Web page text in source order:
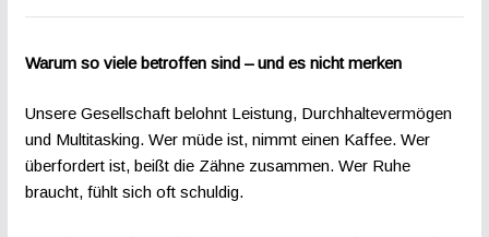
Warum so viele betroffen sind – und es nicht merken
Unsere Gesellschaft belohnt Leistung, Durchhaltevermögen
und Multitasking. Wer müde ist, nimmt einen Kaffee. Wer
überfordert ist, beißt die Zähne zusammen. Wer Ruhe
braucht, fühlt sich oft schuldig.